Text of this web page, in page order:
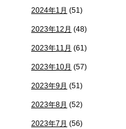
2024年1月 (51)
2023年12月 (48)
2023年11月 (61)
2023年10月 (57)
2023年9月 (51)
2023年8月 (52)
2023年7月 (56)